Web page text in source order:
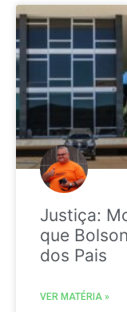
Justiça:
que
dos Pais
VER MATÉRIA »